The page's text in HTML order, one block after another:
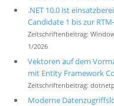
.NET 10.0 ist
Candidate 1 bis zur
Zeitschriftenbeitrag:
1/2026
Vektoren auf dem
mit Entity Framework
Zeitschriftenbeitrag:
Moderne